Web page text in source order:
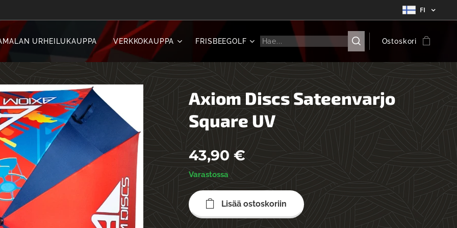
FI
URHEILUKAUPPA VERKKOKAUPPA FRISBEEGOLF Ostoskori
Axiom Discs Sateenvarjo
Square UV
43,90 €
Varastossa
Lisää ostoskoriin